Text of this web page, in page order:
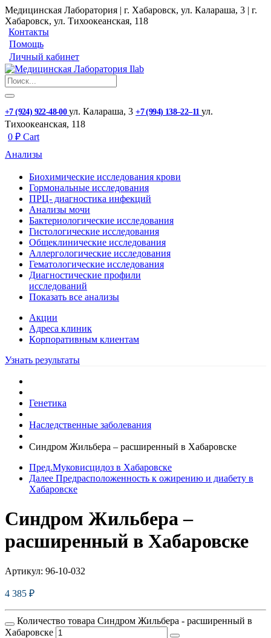
Медицинская Лаборатория | г. Хабаровск, ул. Калараша, 3 | г.
Хабаровск, ул. ​Тихоокеанская, 118
Контакты
Помощь
Личный кабинет
+7 (924) 922-48-00 ул. ​Калараша, 3 +7 (994) 138‒22‒11 ул. ​
Тихоокеанская, 118
0 ₽ Cart
Анализы
Биохимические исследования крови
Гормональные исследования
ПРЦ- диагностика инфекций
Анализы мочи
Бактериологические исследования
Гистологические исследования
Общеклинические исследования
Аллергологические исследования
Гематологические исследования
Диагностические профили
исследований
Показать все анализы
Акции
Адреса клиник
Кoрпоративным клиентам
Узнать результаты
Генетика
Наследственные заболевания
Синдром Жильбера – расширенный в Хабаровске
Пред.Муковисцидоз в Хабаровске
Далее Предрасположенность к ожирению и диабету в
Хабаровске
Синдром Жильбера –
расширенный в Хабаровске
Артикул: 96-10-032
4 385 ₽
Количество товара Синдром Жильбера - расширенный в
Хабаровске